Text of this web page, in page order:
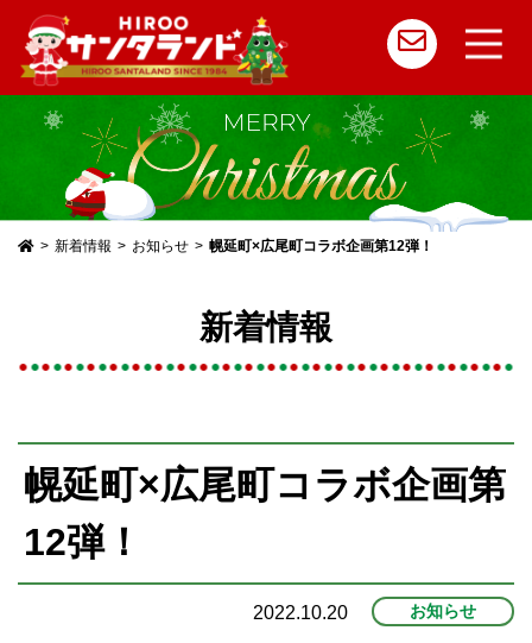
コ
新着情報 お知らせ 幌延町×広尾町コラボ企画第12弾！
新着情報
幌延町×広尾町コラボ企画第
12弾！
2022.10.20 お知らせ